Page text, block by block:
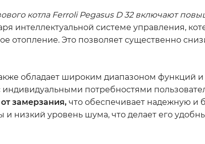
котла Ferroli Pegasus D 32 включают
интеллектуальной системе управления,
отопление. Это позволяет существенно
обладает широким диапазоном
индивидуальными потребностями
замерзания, что обеспечивает надежную и
низкий уровень шума, что делает его